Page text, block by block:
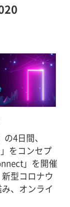
4日間、
をコンセプ
」を開催
型コロナウ
、オンライ